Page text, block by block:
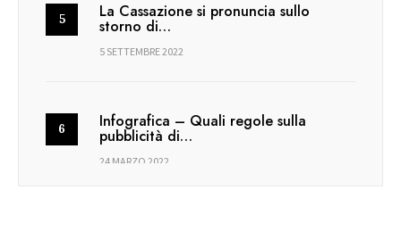
La Cassazione si pronuncia sullo
storno di…
5 SETTEMBRE 2022
Infografica – Quali regole sulla
pubblicità di…
24 MARZO 2022